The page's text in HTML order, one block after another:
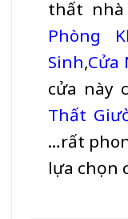
thất
Phòng
Sinh,Cửa
cửa này
Thất
…rất
lựa chọn